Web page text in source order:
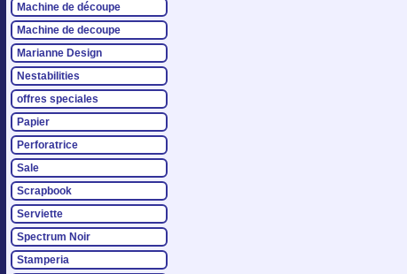
Machine de découpe
Machine de decoupe
Marianne Design
Nestabilities
offres speciales
Papier
Perforatrice
Sale
Scrapbook
Serviette
Spectrum Noir
Stamperia